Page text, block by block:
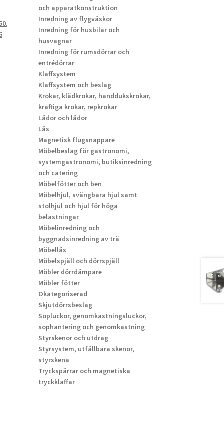
,
och apparatkonstruktion
Inredning av flygväskor
Inredning för husbilar och
husvagnar
Inredning för rumsdörrar och
entrédörrar
Klaffsystem
Klaffsystem och beslag
Krokar, klädkrokar, handdukskrokar,
kraftiga krokar, repkrokar
Lådor och lådor
Lås
Magnetisk flugsnappare
Möbelbeslag för gastronomi,
systemgastronomi, butiksinredning
och catering
Möbelfötter och ben
Möbelhjul, svängbara hjul samt
stolhjul och hjul för höga
belastningar
Möbelinredning och
byggnadsinredning av trä
Möbellås
Möbelspjäll och dörrspjäll
Möbler dörrdämpare
Möbler fötter
Okategoriserad
Skjutdörrsbeslag
Sopluckor, genomkastningsluckor,
sophantering och genomkastning
Styrskenor och utdrag
Styrsystem, utfällbara skenor,
styrskena
Tryckspärrar och magnetiska
tryckklaffar